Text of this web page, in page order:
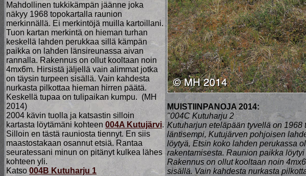
MUISTIINPANOJA 2014:
"004C Kutuharju 2
Kutuharjun eteläpään tyvellä on
läntisempi, Kutujärven pohjoisen
löytyä, Etsin koko lahden perukassa
rakentamisesta. Raunion paikka
Rakennus on ollut kooltaan noin
sisällä. Vain kahdesta nurkasta
Mahdollinen tukkikämpän jäänne joka
näkyy 1968 topokartalla raunion
merkinnällä. Ei merkintöjä muilla kartoillani.
Tuon kartan merkintä on hieman turhan
keskellä lahden perukkaa sillä kämpän
paikka on lahden länsireunassa aivan
rannalla. Rakennus on ollut kooltaan noin
4mx6m. Hirsistä jäljellä vain alimmat jotka
on täysin turpeen sisällä. Vain kahdesta
nurkasta pilkottaa hieman hirren päätä.
Keskellä tupaa on tulipaikan kumpu. (MH
2014)
2004 kävin tuolla ja katsastin silloin
kartasta löytämäni kohteen 004A Kutujärvi.
Silloin en tästä rauniosta tiennyt. En siis
maastostakaan osannut etsiä. Rantaa
seuratessani minun on pitänyt kulkea lähes
kohteen yli.
Katso004B Kutuharju 1